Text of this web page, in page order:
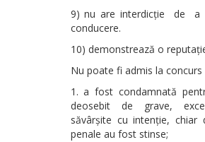
9) nu are interdicție de
conducere.
10) demonstrează o
Nu poate fi admis la concurs
a fost condamnată
deosebit de grave,
săvârșite cu intenție, chiar
penale au fost stinse;